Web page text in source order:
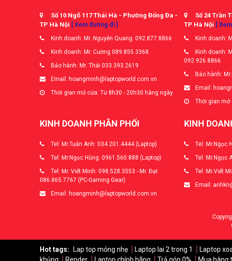
Số 10 Ngõ 117 Thái Hà - Phường Đống Đa -
TP Hà Nội [ Xem đường đi ]
Kinh doanh: Mr. Nguyễn Quang: 092.877.8866
Kinh doanh: Mr. Cường 089.855.3368
Bảo hành: Mr. Thái 033.393.2619
Email: hoangminh@laptopworld.com.vn
Thời gian mở cửa: Từ 8h30 - 20h30 hàng ngày
Số 24 Trần
TP Hà Nội [
Kinh doanh:
Kinh doanh:
092.926.8866
Bảo hành:
Email:
Thời gian mở
KINH DOANH PHÂN PHỐI
Tel: Mr.Tuấn Anh: 034.201.4444 (Laptop)
Tel: Mr.Ngọc Hùng: 0961.560.888 (Laptop)
Tel: Mr. Viết Minh: 098.528.3553 - Mr. Đạt
086.865.7767 (PC-Gaming Gear)
Email: hoangminh@laptopworld.com.vn
KINH
Tel: Mr.Ngọc
Tel: Mr.Ngọc
Tel: Mr.Viết
Email:
Hot tags: Lap top mỏng nhẹ Laptop lai 2 trong 1 Laptop